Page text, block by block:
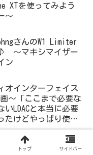
XTを使ってみよう
～
さんのW1 Limiter
～マキシマイザー
ン
オインターフェイス
～「ここまで必要な
いLDACと本当に必要
たけどやっぱり使っ
と思ったら、結局、
はシンプルだった
トップ サイドバー